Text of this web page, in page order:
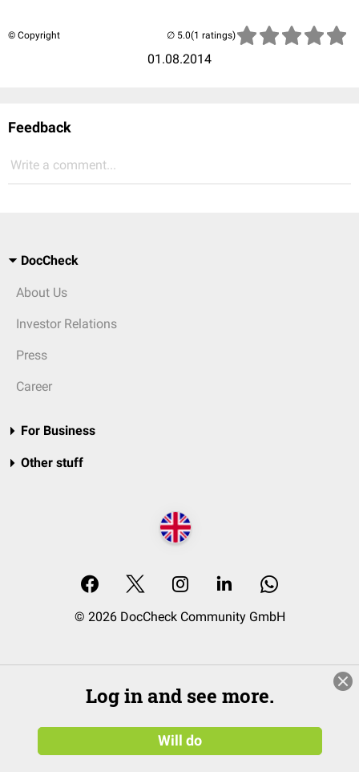
© Copyright
01.08.2014
(1 ratings)
Feedback
Write a comment...
DocCheck
About Us
Investor Relations
Press
Career
For Business
Other stuff
© 2026 DocCheck Community GmbH
Log in and see more.
Will do